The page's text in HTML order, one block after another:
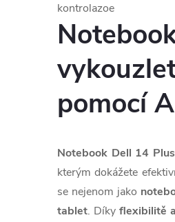
kontrolazoe
pomocí
Notebook Dell 14
kterým dokážete
se nejenom jako
tablet. Díkyflexibilitě